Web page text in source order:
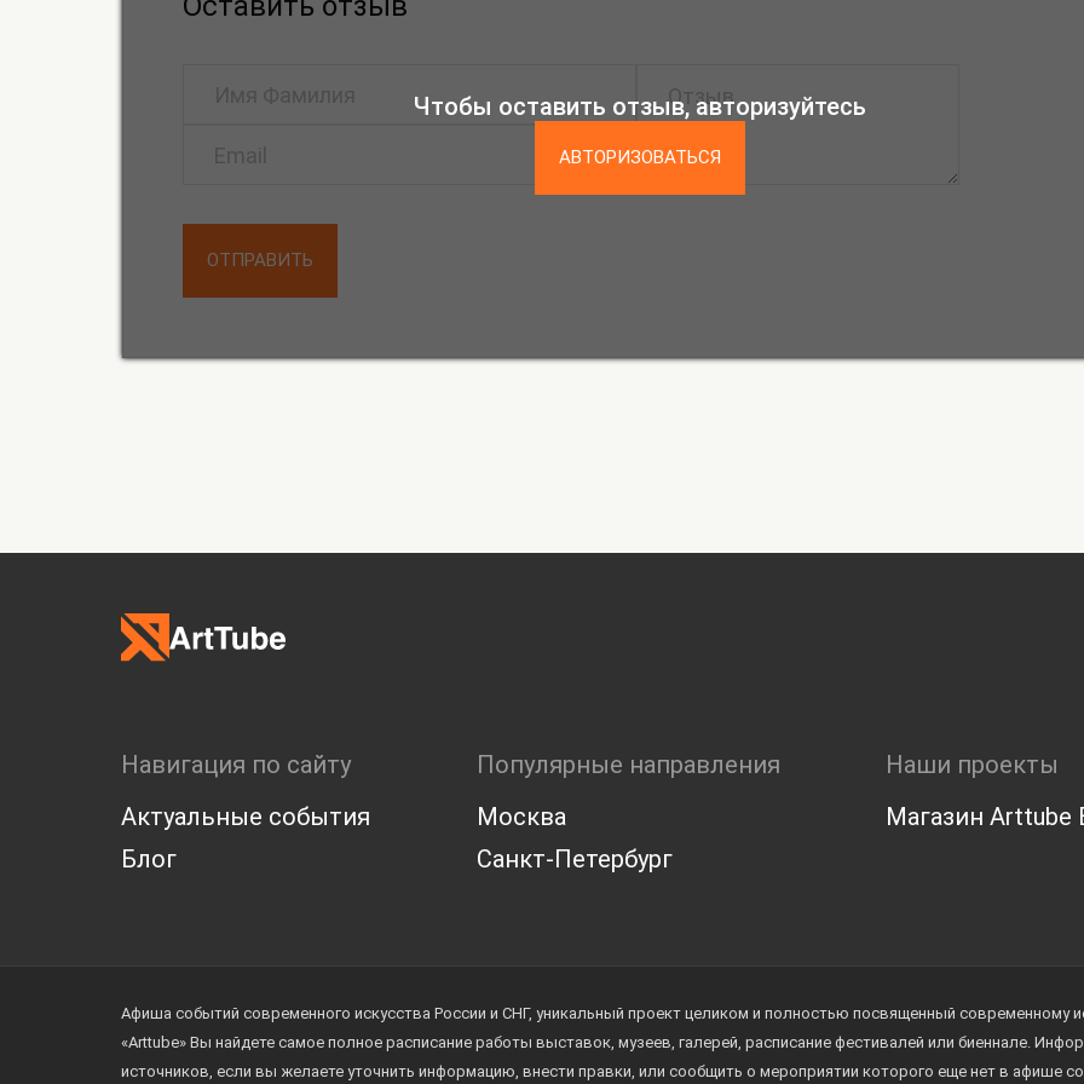
Чтобы оставить отзыв, авторизуйтесь
АВТОРИЗОВАТЬСЯ
ОТПРАВИТЬ
Навигация по сайту
Актуальные события
Блог
Популярные направления
Москва
Санкт-Петербург
Наши проекты
Магазин Arttube
Афиша событий современного искусства России и СНГ, уникальный проект целиком и полностью посвященный современному
«Arttube» Вы найдете самое полное расписание работы выставок, музеев, галерей, расписание фестивалей или биеннале.
источников, если вы желаете уточнить информацию, внести правки, или сообщить о мероприятии которого еще нет в афише